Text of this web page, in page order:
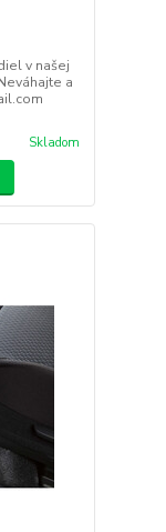
v našej
a
Skladom